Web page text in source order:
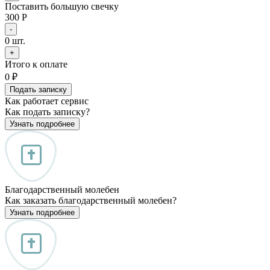
Поставить большую свечку
300 Р
-
0 шт.
+
Итого к оплате
0 ₽
Подать записку
Как работает сервис
Как подать записку?
Узнать подробнее
Благодарственный молебен
Как заказать благодарственный молебен?
Узнать подробнее